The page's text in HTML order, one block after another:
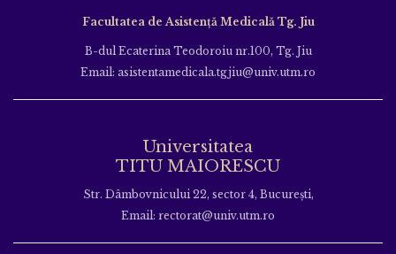
Facultatea de Asistență Medicală Tg. Jiu
B-dul Ecaterina Teodoroiu nr.100, Tg. Jiu
Email: asistentamedicala.tgjiu@univ.utm.ro
Universitatea
TITU MAIORESCU
Str. Dâmbovnicului 22, sector 4, București,
Email: rectorat@univ.utm.ro